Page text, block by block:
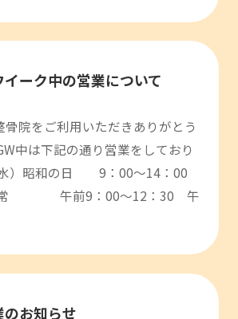
ーク中の営業について
骨院をご利用いただきありがとう
中は下記の通り営業をしており
水）昭和の日 9：00～14：00
常 午前9：00～12：30 午
お知らせ